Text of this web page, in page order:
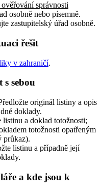
správnosti
osobně nebo písemně.
zastupitelský úřad osobně.
řešit
v zahraničí.
sebou
originál listiny a opis
doklady.
listinu a doklad totožnosti;
totožnosti opatřeným
průkaz).
listinu a případně její
.
a kde jsou k